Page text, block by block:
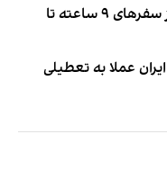
روایت فداکاری‌های محمد صلاح؛ از سفرهای ۹ ساعته تا
عملا به تعطیلی